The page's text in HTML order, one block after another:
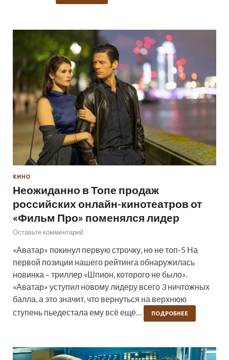
КИНО
Неожиданно в Топе продаж
российских онлайн-кинотеатров от
«Фильм Про» поменялся лидер
Оставьте комментарий
«Аватар» покинул первую строчку, но не топ-5 На
первой позиции нашего рейтинга обнаружилась
новинка – триллер «Шпион, которого не было».
«Аватар» уступил новому лидеру всего 3 ничтожных
балла, а это значит, что вернуться на верхнюю
ступень пьедестала ему всё ещё…
ПОДРОБНЕЕ